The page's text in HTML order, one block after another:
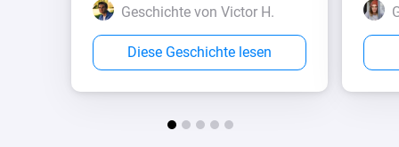
Geschichte von Victor H.
Diese Geschichte lesen